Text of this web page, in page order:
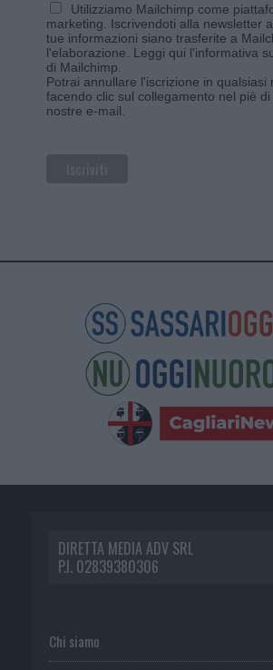
Utilizziamo Mailchimp come
marketing. Iscrivendoti alla newsletter
tue informazioni siano trasferite a
l'elaborazione. Leggi qui l'informativa
di Mailchimp
Potrai annullare l'iscrizione in qualsiasi
facendo clic sul collegamento nel piè
nostre e-mail.
DIRETTA MEDIA ADV SRL
P.I. 02839380306
Chi siamo